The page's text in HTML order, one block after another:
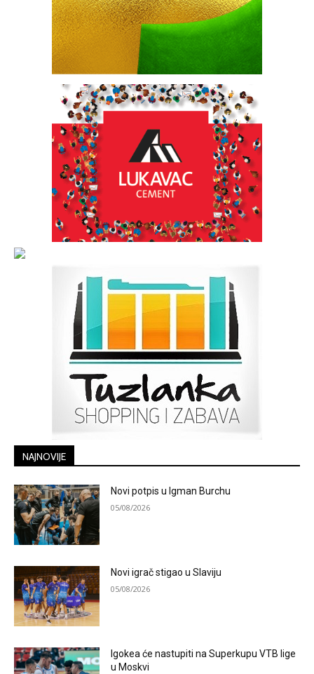
NAJNOVIJE
Novi potpis u Igman Burchu
05/08/2026
Novi igrač stigao u Slaviju
05/08/2026
Igokea će nastupiti na Superkupu VTB lige
u Moskvi